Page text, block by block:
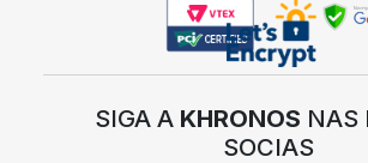
SIGA A KHRONOS NAS
SOCIAS